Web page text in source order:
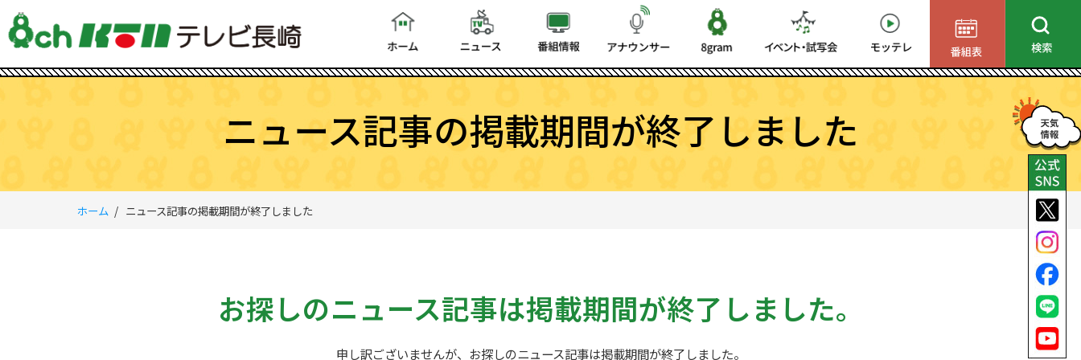
ニュース記事の掲載期間が終了しました
ホーム ニュース記事の掲載期間が終了しました
お探しのニュース記事は掲載期間が終了しました。
申し訳ございませんが、お探しのニュース記事は掲載期間が終了しました。